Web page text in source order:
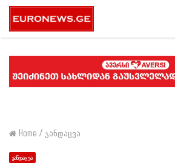
Home / ჯანდაცვა
ჯანდაცვა